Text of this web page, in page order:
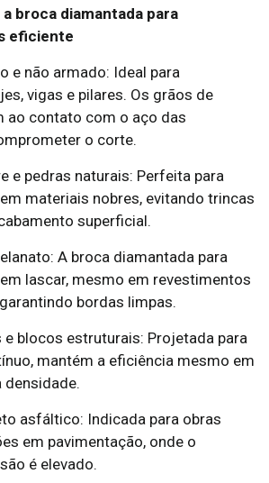
broca diamantada para
eficiente
e não armado: Ideal para
vigas e pilares. Os grãos de
ao contato com o aço das
o corte.
e pedras naturais: Perfeita para
materiais nobres, evitando trincas
superficial.
A broca diamantada para
lascar, mesmo em revestimentos
bordas limpas.
blocos estruturais: Projetada para
mantém a eficiência mesmo em
asfáltico: Indicada para obras
em pavimentação, onde o
é elevado.